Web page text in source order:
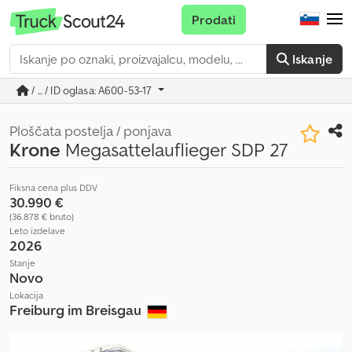
Iskanje
Prodati
/ ... / ID oglasa: A600-53-17
Ploščata postelja / ponjava
Krone Megasattelauflieger SDP 27
Fiksna cena plus DDV
30.990 €
(36.878 € bruto)
Leto izdelave
2026
Stanje
Novo
Lokacija
Freiburg im Breisgau